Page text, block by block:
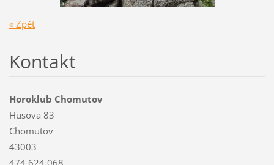
« Zpět
Kontakt
Horoklub Chomutov
Husova 83
Chomutov
43003
474 624 068